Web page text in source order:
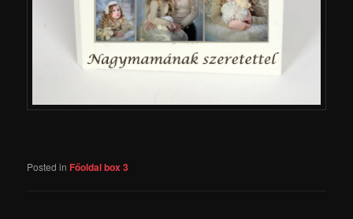
Posted in Főoldal box 3